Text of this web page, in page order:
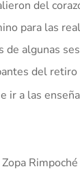
del
para las
de algunas
del
ir a las